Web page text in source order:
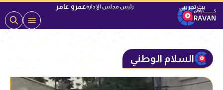
رئيس مجلس الإدارةعمرو عامر
السلام الوطني